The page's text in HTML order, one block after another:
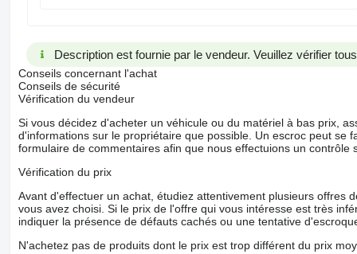
Description est fournie par le vendeur. Veuillez vérifier
Conseils concernant l'achat
Conseils de sécurité
Vérification du vendeur
Si vous décidez d'acheter un véhicule ou du matériel à bas prix,
d'informations sur le propriétaire que possible. Un escroc peut se
formulaire de commentaires afin que nous effectuions un contrôle
Vérification du prix
Avant d'effectuer un achat, étudiez attentivement plusieurs offres
vous avez choisi. Si le prix de l'offre qui vous intéresse est très
indiquer la présence de défauts cachés ou une tentative
N'achetez pas de produits dont le prix est trop différent du prix